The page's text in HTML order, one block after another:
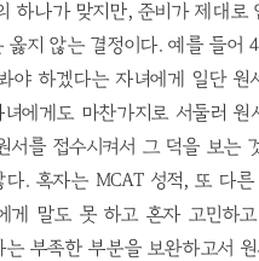
하나가 맞지만, 준비가 제대로
옳지 않는 결정이다. 예를 들어
야 하겠다는 자녀에게 일단
에게도 마찬가지로 서둘러
서를 접수시켜서 그 덕을 보는
. 혹자는 MCAT 성적, 또 다
게 말도 못 하고 혼자 고민하
부족한 부분을 보완하고서